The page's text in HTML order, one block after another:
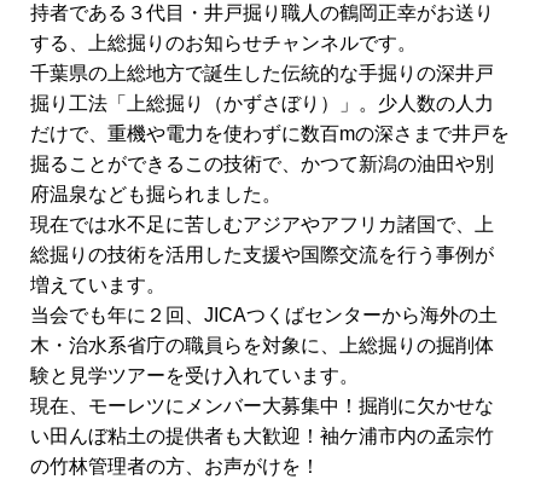
持者である３代目・井戸掘り職人の鶴岡正幸がお送り
する、上総掘りのお知らせチャンネルです。
千葉県の上総地方で誕生した伝統的な手掘りの深井戸
掘り工法「上総掘り（かずさぼり）」。少人数の人力
だけで、重機や電力を使わずに数百mの深さまで井戸を
掘ることができるこの技術で、かつて新潟の油田や別
府温泉なども掘られました。
現在では水不足に苦しむアジアやアフリカ諸国で、上
総掘りの技術を活用した支援や国際交流を行う事例が
増えています。
当会でも年に２回、JICAつくばセンターから海外の土
木・治水系省庁の職員らを対象に、上総掘りの掘削体
験と見学ツアーを受け入れています。
現在、モーレツにメンバー大募集中！掘削に欠かせな
い田んぼ粘土の提供者も大歓迎！袖ケ浦市内の孟宗竹
の竹林管理者の方、お声がけを！